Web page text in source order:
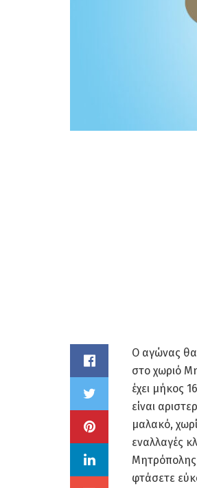
Ο αγώνας θα
στο χωριό
έχει μήκος
είναι
μαλακό,
εναλλαγές
Μητρόπολης
φτάσετε